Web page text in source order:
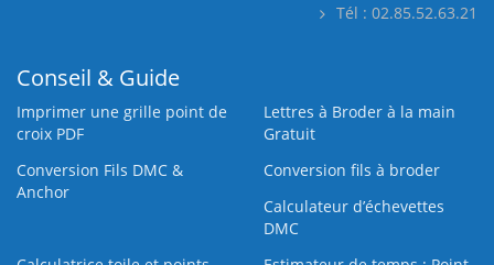
Tél : 02.85.52.63.21
Conseil & Guide
Imprimer une grille point de
croix PDF
Lettres à Broder à la main
Gratuit
Conversion Fils DMC &
Anchor
Conversion fils à broder
Calculateur d’échevettes
DMC